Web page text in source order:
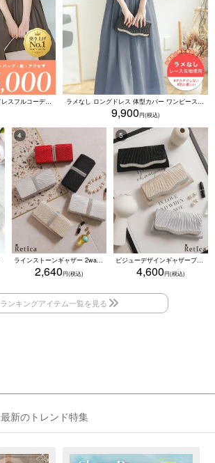
「全部選べる！」パーティードレスフルコーデセット (ドレス1点＋バッグ1点＋アクセ1点+靴1足/4点15000円(税込)/靴なしで12000円(税込)) ラメなし ロングドレス 体型カバー ワンピース 敏感肌対応 結婚式 二次会 お呼ばれ 大人 上品 (Sサイズ～5Lサイズ)
9,900
ラインストーンギャザー 2wayプリーツクラッチバッグ(ベージュ/シルバー/ブラック/ホワイト/レッド)
2,640
ビジューデザインギャザープリーツ入り2wayバッグ(ベージュ/シルバー/ブラック)
4,600
最新のトレンド特集